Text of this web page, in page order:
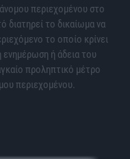
περιεχομένου στο
διατηρεί το δικαίωμα να
το οποίο κρίνει
ενημέρωση ή άδεια του
προληπτικό μέτρο
περιεχομένου.